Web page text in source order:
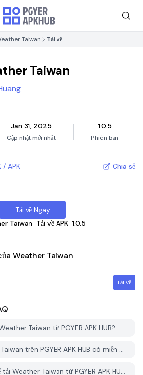
Taiwan Tải về
Taiwan
Jan 31, 2025
Cập nhật mới nhất
1.0.5
Phiên bản
/ APK Chia sẻ
Tải về Ngay
Taiwan Tải về APK 1.0.5
Weather Taiwan
Tải về
Taiwan từ PGYER APK HUB?
Ứng dụng Weather Taiwan trên PGYER APK HUB có miễn phí không?
Tôi cần tài khoản để tải Weather Taiwan từ PGYER APK HUB không?